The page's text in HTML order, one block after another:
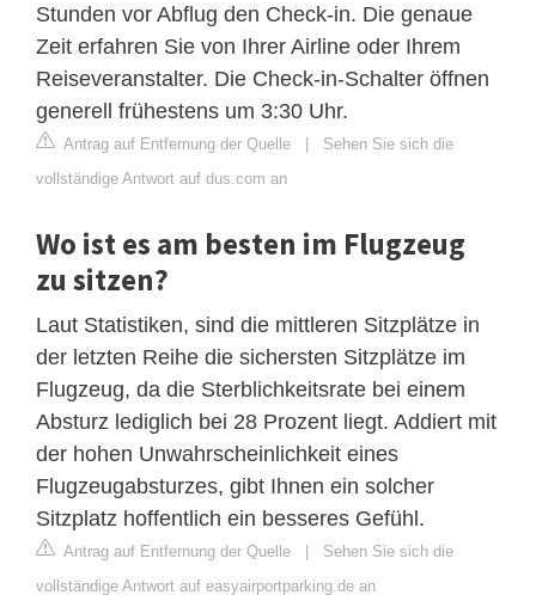
Stunden vor Abflug den Check-in. Die genaue
Zeit erfahren Sie von Ihrer Airline oder Ihrem
Reiseveranstalter. Die Check-in-Schalter öffnen
generell frühestens um 3:30 Uhr.
Antrag auf Entfernung der Quelle | Sehen Sie sich die
vollständige Antwort auf dus.com an
Wo ist es am besten im Flugzeug
zu sitzen?
Laut Statistiken, sind die mittleren Sitzplätze in
der letzten Reihe die sichersten Sitzplätze im
Flugzeug, da die Sterblichkeitsrate bei einem
Absturz lediglich bei 28 Prozent liegt. Addiert mit
der hohen Unwahrscheinlichkeit eines
Flugzeugabsturzes, gibt Ihnen ein solcher
Sitzplatz hoffentlich ein besseres Gefühl.
Antrag auf Entfernung der Quelle | Sehen Sie sich die
vollständige Antwort auf easyairportparking.de an